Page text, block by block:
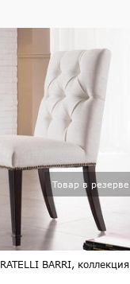
Товар в резерве
BARRI, коллекция